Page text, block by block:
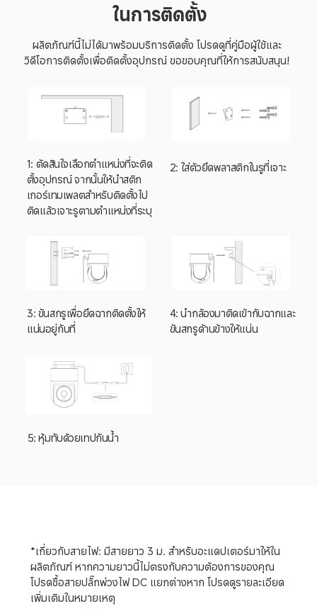
ในการติดตั้ง
ผลิตภัณฑ์นี้ไม่ได้มาพร้อมบริการติดตั้ง โปรดดูที่คู่มือผู้ใช้และ
วิดีโอการติดตั้งเพื่อติดตั้งอุปกรณ์ ขอขอบคุณที่ให้การสนับสนุน!
1: ตัดสินใจเลือกตำแหน่งที่จะติด
ตั้งอุปกรณ์ จากนั้นให้นำสติก
เกอร์เทมเพลตสำหรับติดตั้งไป
ติดแล้วเจาะรูตามตำแหน่งที่ระบุ
2: ใส่ตัวยึดพลาสติกในรูที่เจาะ
3: ขันสกรูเพื่อยึดฉากติดตั้งให้
แน่นอยู่กับที่
4: นำกล้องมาติดเข้ากับฉากและ
ขันสกรูด้านข้างให้แน่น
5: หุ้มทับด้วยเทปกันน้ำ
*เกี่ยวกับสายไฟ: มีสายยาว 3 ม. สำหรับอะแดปเตอร์มาให้ใน
ผลิตภัณฑ์ หากความยาวนี้ไม่ตรงกับความต้องการของคุณ
โปรดซื้อสายปลั๊กพ่วงไฟ DC แยกต่างหาก โปรดดูรายละเอียด
เพิ่มเติมในหมายเหตุ